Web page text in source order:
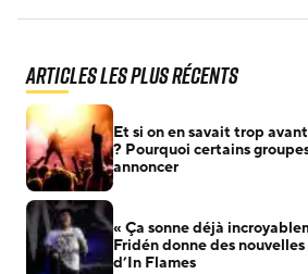
Articles les plus récents
Et si on en savait trop
? Pourquoi certains
annoncer
« Ça sonne déjà
Fridén donne des
d’In Flames